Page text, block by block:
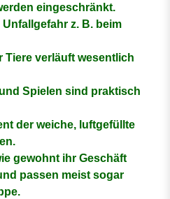
eingeschränkt.
z. B. beim
Tiere verläuft wesentlich
Spielen sind praktisch
der weiche, luftgefüllte
gewohnt ihr Geschäft
passen meist sogar